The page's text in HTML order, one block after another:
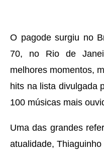
O pagode surgiu no
70, no Rio de
melhores momentos,
hits na lista divulgada
100 músicas mais
Uma das grandes
atualidade,